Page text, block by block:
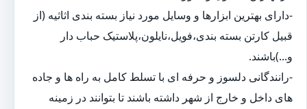
-دارای بهترین ابزارها و وسایل مورد نیاز بسته بندی اثاثیه (از
قبیل کارتن بسته بندی،فویل،نایلون،پلاستیک حباب دار
و...)باشند.
-رانندگانی دلسوز و حرفه ای با تسلط کامل به راه ها و جاده
های داخل و خارج از شهر داشته باشند تا بتوانند در زمینه